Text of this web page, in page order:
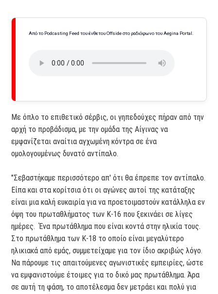
Από το Podcasting Feed του ένθετου Offside στο ραδιόφωνο του Aegina Portal.
Με όπλο το επιθετικό σέρβις, οι γηπεδούχες πήραν από την
αρχή το προβάδισμα, με την ομάδα της Αίγινας να
εμφανίζεται αναίτια αγχωμένη κόντρα σε ένα
ομολογουμένως δυνατό αντίπαλο.
"Σεβαστήκαμε περισσότερο απ' ότι θα έπρεπε τον αντίπαλο.
Είπα και στα κορίτσια ότι οι αγώνες αυτοί της κατάταξης
είναι μια καλή ευκαιρία για να προετοιμαστούν κατάλληλα εν
όψη του πρωταθλήματος των Κ-16 που ξεκινάει σε λίγες
ημέρες. Ένα πρωτάθλημα που είναι κοντά στην ηλικία τους.
Στο πρωτάθλημα των Κ-18 το οποίο είναι μεγαλύτερο
ηλικιακά από εμάς, συμμετείχαμε για τον ίδιο ακριβώς λόγο.
Να πάρουμε τις απαιτούμενες αγωνιστικές εμπειρίες, ώστε
να εμφανιστούμε έτοιμες για το δικό μας πρωτάθλημα. Άρα
σε αυτή τη φάση, το αποτέλεσμα δεν μετράει και πολύ για